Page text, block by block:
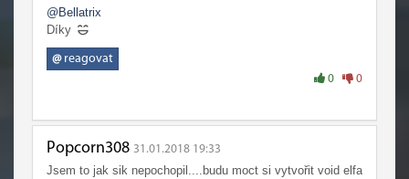
@Bellatrix
Díky
@reagovat
0 0
Popcorn308 31.01.2018 19:33
Jsem to jak sik nepochopil....budu moct si vytvořit void elfa